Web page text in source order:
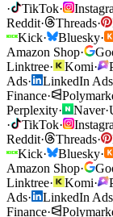
· TikTok·
Reddit· Threads·
Kick· Bluesky·
Amazon Shop·
Linktree· Komi·
Ads· LinkedIn Ads
Finance·
Perplexity· Naver·
·
TikTok·
Reddit· Threads·
Kick· Bluesky·
Amazon Shop·
Linktree· Komi·
Ads· LinkedIn Ads
Finance·